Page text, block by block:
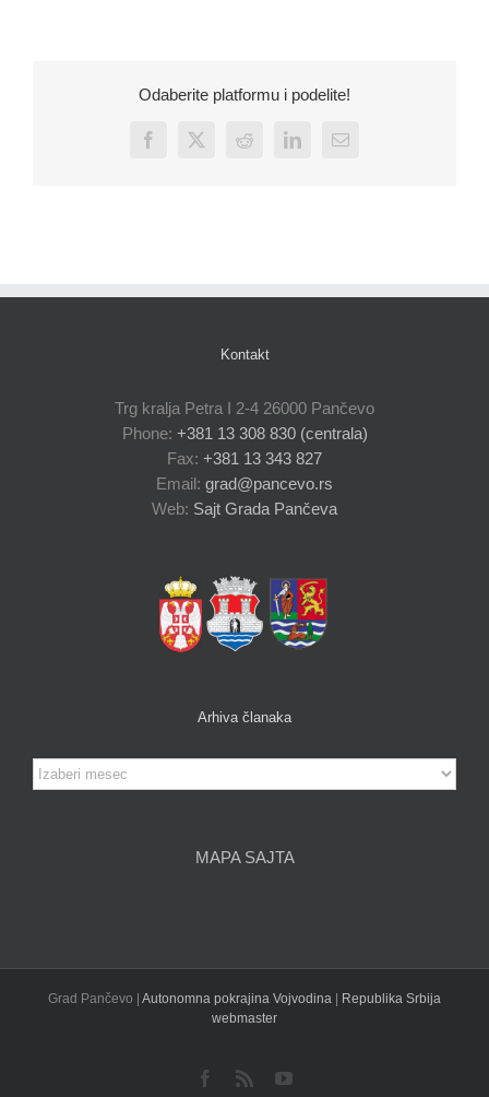
Odaberite platformu i podelite!
Facebook
X Reddit LinkedInEmail
Kontakt
Trg kralja Petra I 2-4 26000 Pančevo
Phone: +381 13 308 830 (centrala)
Fax: +381 13 343 827
Email: grad@pancevo.rs
Web: Sajt Grada Pančeva
Arhiva članaka
Arhiva
članaka
MAPA SAJTA
Grad Pančevo | Autonomna pokrajina Vojvodina | Republika Srbija
webmaster
Facebook
Rss YouTube